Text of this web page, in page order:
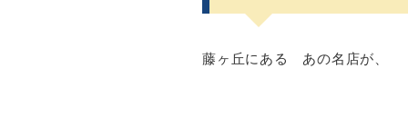
藤ヶ丘にある あの名店が、